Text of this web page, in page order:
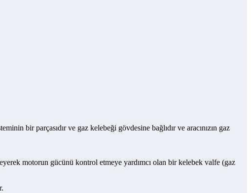
bir parçasıdır ve gaz kelebeği gövdesine bağlıdır ve aracınızın gaz
motorun gücünü kontrol etmeye yardımcı olan bir kelebek valfe (gaz